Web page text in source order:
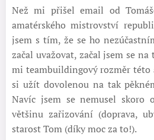
Než mi přišel email od
amatérského mistrovství
jsem s tím, že se ho
začal uvažovat, začal jsem se
mi teambuildingový rozměr této
si užít dovolenou na tak
Navíc jsem se nemusel skoro
většinu zařizování (doprava,
starost Tom (díky moc za to!).